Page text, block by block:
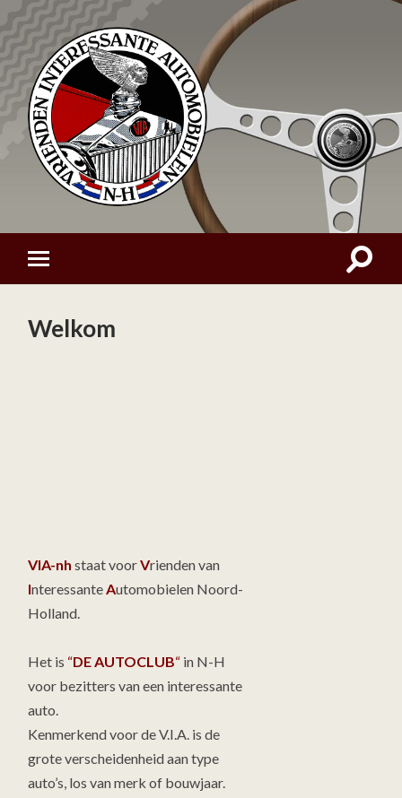
Welkom
VIA-nh staat voorVrienden van
InteressanteAutomobielen Noord-
Holland.
Het is “DE AUTOCLUB“ in N-H
voor bezitters van een interessante
auto.
Kenmerkend voor de V.I.A. is de
grote verscheidenheid aan type
auto’s, los van merk of bouwjaar.